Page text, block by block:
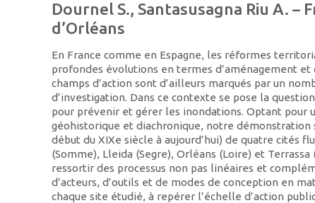
Dournel S., Santasusagna Riu A.
d’Orléans
En France comme en Espagne, les réformes
profondes évolutions en termes d’aménagement
champs d’action sont d’ailleurs marqués par un
d’investigation. Dans ce contexte se pose la
pour prévenir et gérer les inondations. Optant pour
géohistorique et diachronique, notre démonstration
début du XIXe siècle à aujourd’hui) de quatre cités
(Somme), Lleida (Segre), Orléans (Loire) et
ressortir des processus non pas linéaires et
d’acteurs, d’outils et de modes de conception en
chaque site étudié, à repérer l’échelle d’action